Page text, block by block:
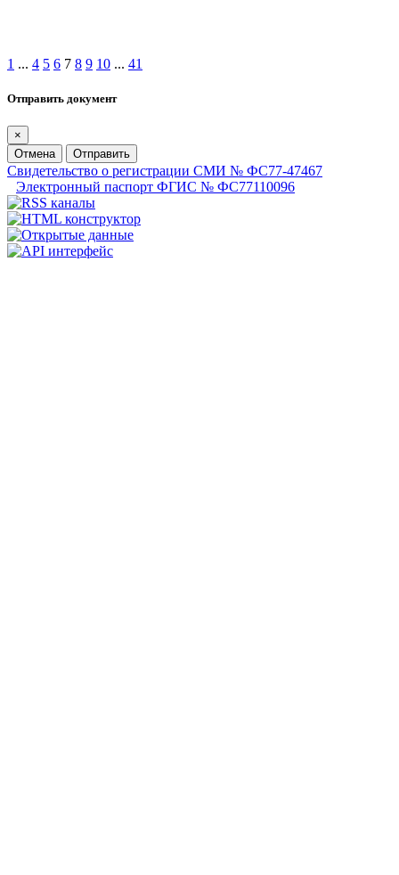
1 ... 4 5 6 7 8 9 10 ... 41
Отправить документ
×
Отмена
Отправить
Свидетельство о регистрации СМИ № ФС77-47467
Электронный паспорт ФГИС № ФС77110096